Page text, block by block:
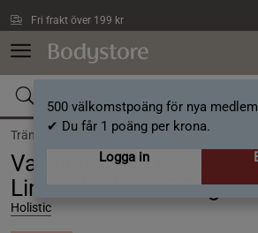
Fri frakt över 199 kr
500 välkomstpoäng för nya
✔ Du får 1 poäng per krona.
Logga in
Träning / Proteinpulver
Vassleprotein blåbär och
Limited edition 750g
Holistic